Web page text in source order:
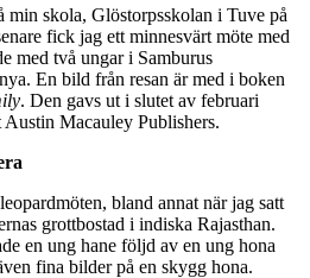
min skola, Glöstorpsskolan i Tuve på
fick jag ett minnesvärt möte med
med två ungar i Samburus
En bild från resan är med i boken
. Den gavs ut i slutet av februari
Macauley Publishers.
bland annat när jag satt
grottbostad i indiska Rajasthan.
en ung hane följd av en ung hona
fina bilder på en skygg hona.